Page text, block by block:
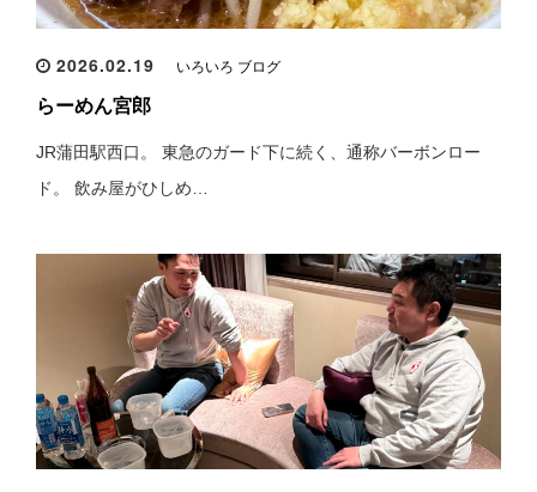
2026.02.19 いろいろ ブログ
らーめん宮郎
JR蒲田駅西口。 東急のガード下に続く、通称バーボンロー
ド。 飲み屋がひしめ…